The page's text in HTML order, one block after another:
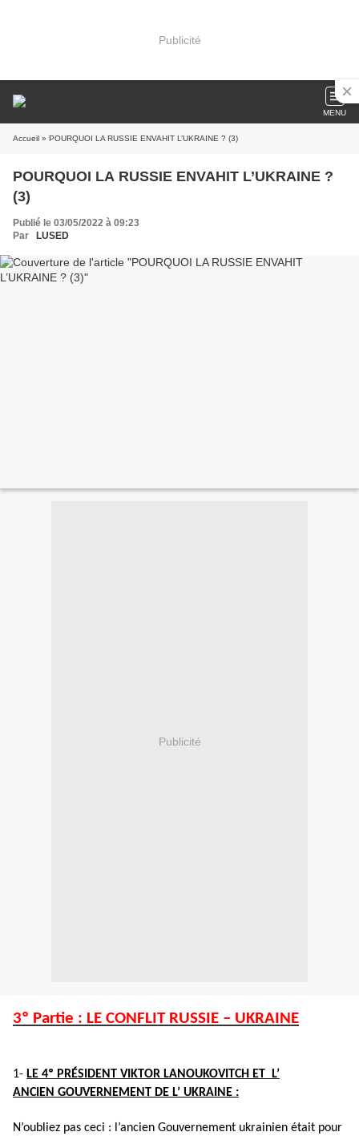
Publicité
MENU
Accueil » POURQUOI LA RUSSIE ENVAHIT L’UKRAINE ? (3)
POURQUOI LA RUSSIE ENVAHIT L’UKRAINE ?
(3)
Publié le 03/05/2022 à 09:23
Par
LUSED
Publicité
3º Partie : LE CONFLIT RUSSIE – UKRAINE
1- LE 4º PRÉSIDENT VIKTOR LANOUKOVITCH ET L’
ANCIEN GOUVERNEMENT DE L’ UKRAINE :
N’oubliez pas ceci : l’ancien Gouvernement ukrainien était pour